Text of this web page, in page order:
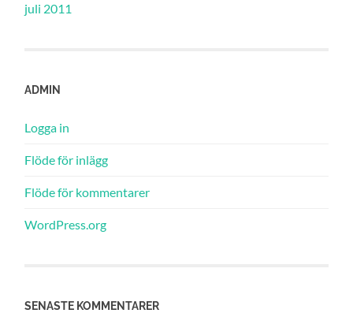
juli 2011
ADMIN
Logga in
Flöde för inlägg
Flöde för kommentarer
WordPress.org
SENASTE KOMMENTARER